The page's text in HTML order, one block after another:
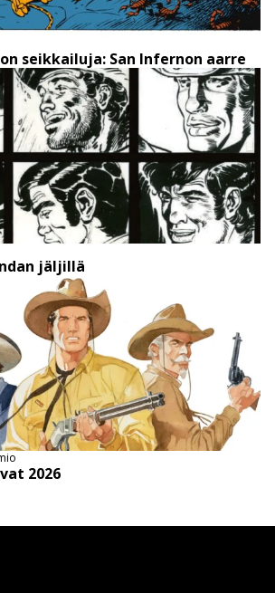
seikkailuja: San Infernon aarre
jäljillä
2026